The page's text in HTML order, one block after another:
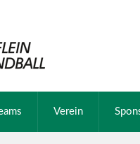
Verein